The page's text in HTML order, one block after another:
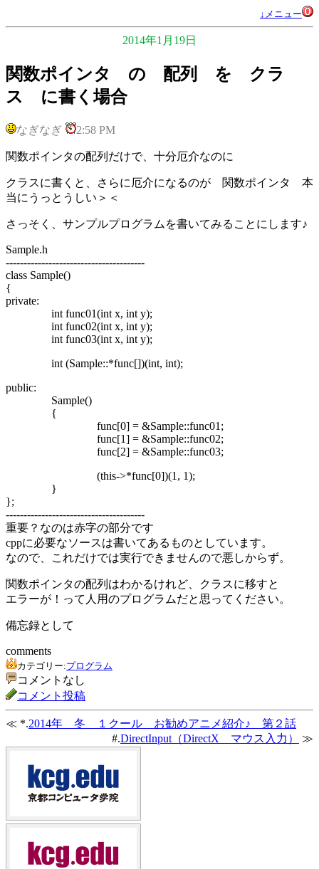
↓メニュー
2014年1月19日
関数ポインタ の 配列 を クラ
ス に書く場合
なぎなぎ 2:58 PM
関数ポインタの配列だけで、十分厄介なのに
クラスに書くと、さらに厄介になるのが 関数ポインタ 本
当にうっとうしい＞＜
さっそく、サンプルプログラムを書いてみることにします♪
Sample.h
---------------------------------------
class Sample()
{
private:
int func01(int x, int y);
int func02(int x, int y);
int func03(int x, int y);
int (Sample::*func[])(int, int);
public:
Sample()
{
func[0] = &Sample::func01;
func[1] = &Sample::func02;
func[2] = &Sample::func03;
(this->*func[0])(1, 1);
}
};
---------------------------------------
重要？なのは赤字の部分です
cppに必要なソースは書いてあるものとしています。
なので、これだけでは実行できませんので悪しからず。
関数ポインタの配列はわかるけれど、クラスに移すと
エラーが！って人用のプログラムだと思ってください。
備忘録として
comments
カテゴリー:プログラム
コメントなし
コメント投稿
≪ *.2014年 冬 １クール お勧めアニメ紹介♪ 第２話
#.DirectInput（DirectX マウス入力） ≫